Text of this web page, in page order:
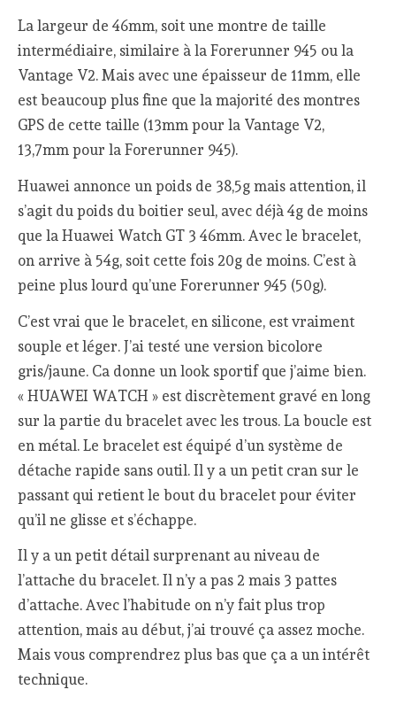
La largeur de 46mm, soit une montre de taille
intermédiaire, similaire à la Forerunner 945 ou la
Vantage V2. Mais avec une épaisseur de 11mm, elle
est beaucoup plus fine que la majorité des montres
GPS de cette taille (13mm pour la Vantage V2,
13,7mm pour la Forerunner 945).
Huawei annonce un poids de 38,5g mais attention, il
s’agit du poids du boitier seul, avec déjà 4g de moins
que la Huawei Watch GT 3 46mm. Avec le bracelet,
on arrive à 54g, soit cette fois 20g de moins. C’est à
peine plus lourd qu’une Forerunner 945 (50g).
C’est vrai que le bracelet, en silicone, est vraiment
souple et léger. J’ai testé une version bicolore
gris/jaune. Ca donne un look sportif que j’aime bien.
« HUAWEI WATCH » est discrètement gravé en long
sur la partie du bracelet avec les trous. La boucle est
en métal. Le bracelet est équipé d’un système de
détache rapide sans outil. Il y a un petit cran sur le
passant qui retient le bout du bracelet pour éviter
qu’il ne glisse et s’échappe.
Il y a un petit détail surprenant au niveau de
l’attache du bracelet. Il n’y a pas 2 mais 3 pattes
d’attache. Avec l’habitude on n’y fait plus trop
attention, mais au début, j’ai trouvé ça assez moche.
Mais vous comprendrez plus bas que ça a un intérêt
technique.